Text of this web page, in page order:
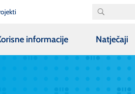
informacije Natječaji